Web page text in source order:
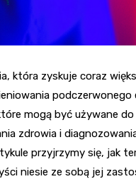
która zyskuje coraz
mogą być używane do
zdrowia i
przyjrzymy się, jak
niesie ze sobą jej